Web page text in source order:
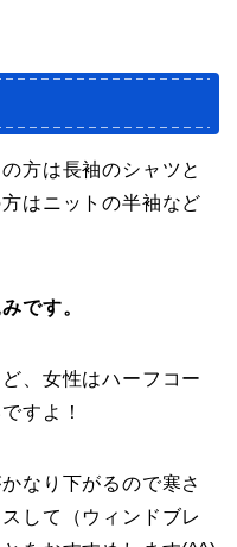
方は長袖のシャツと
はニットの半袖など
です。
、女性はハーフコー
すよ！
なり下がるので寒さ
して（ウィンドブレ